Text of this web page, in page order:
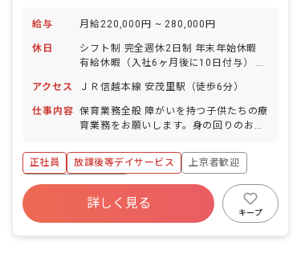
給与 月給220,000円 ~ 280,000円
休日
シフト制 完全週休2日制 年末年始休暇
有給休暇（入社6ヶ月後に10日付与） 記
付与あり
アクセス ＪＲ信越本線 安茂里駅（徒歩6分）
仕事内容 保育業務全般 障がいを持つ子供たちの療
育業務をお願いします。身の回りのお世
ト、イベントなど日々の子どもたちとの
活動、支援の記録、送迎業務（施設より
5km圏内）
正社員 放課後等デイサービス
上京者歓迎
ボーナス・賞与あり
寮・住宅・家賃補助あり
社会保険完備
詳しく見る
キープ